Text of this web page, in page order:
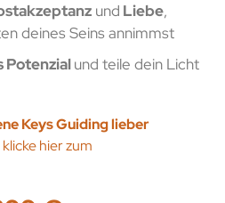
und Liebe,
deines Seins annimmst
Potenzialund teile dein Licht
Keys Guiding lieber
hier zum